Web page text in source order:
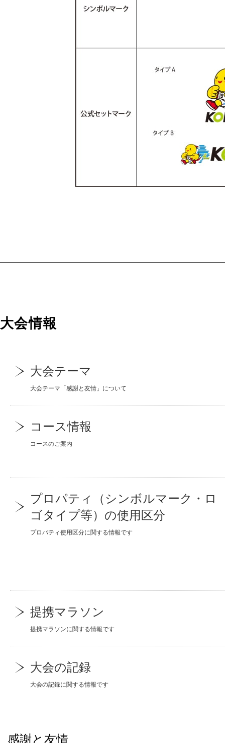
大会情報
大会テーマ
大会テーマ「感謝と友情」について
コース情報
コースのご案内
プロパティ（シンボルマーク・ロ
ゴタイプ等）の使用区分
プロパティ使用区分に関する情報です
提携マラソン
提携マラソンに関する情報です
大会の記録
大会の記録に関する情報です
感謝と友情